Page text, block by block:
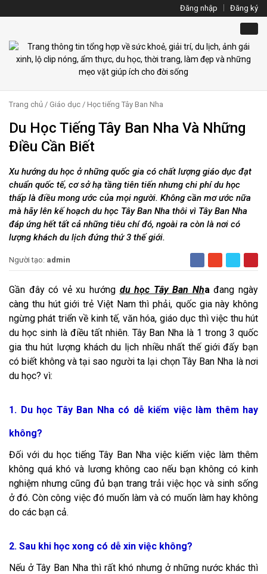
Đăng nhập Đăng ký
Trang chủ / Giáo dục / Học tiếng Tây Ban Nha
Du Học Tiếng Tây Ban Nha Và Những
Điều Cần Biết
Xu hướng du học ở những quốc gia có chất lượng giáo dục đạt
chuẩn quốc tế, cơ sở hạ tầng tiên tiến nhưng chi phí du học
thấp là điều mong ước của mọi người. Không cần mơ ước nữa
mà hãy lên kế hoạch du học Tây Ban Nha thôi vì Tây Ban Nha
đáp ứng hết tất cả những tiêu chí đó, ngoài ra còn là nơi có
lượng khách du lịch đứng thứ 3 thế giới.
Người tạo: admin
Gần đây có vẻ xu hướng du học Tây Ban Nhađang ngày
càng thu hút giới trẻ Việt Nam thì phải, quốc gia này không
ngừng phát triển về kinh tế, văn hóa, giáo dục thì việc thu hút
du học sinh là điều tất nhiên. Tây Ban Nha là 1 trong 3 quốc
gia thu hút lượng khách du lịch nhiều nhất thế giới đấy bạn
có biết không và tại sao người ta lại chọn Tây Ban Nha là nơi
du học? vì:
1. Du học Tây Ban Nha có dễ kiếm việc làm thêm hay
không?
Đối với du học tiếng Tây Ban Nha việc kiếm việc làm thêm
không quá khó và lương không cao nếu bạn không có kinh
nghiệm nhưng cũng đủ bạn trang trải việc học và sinh sống
ở đó. Còn công việc đó muốn làm và có muốn làm hay không
do các bạn cả.
2. Sau khi học xong có dễ xin việc không?
Nếu ở Tây Ban Nha thì rất khó nhưng ở những nước khác thì